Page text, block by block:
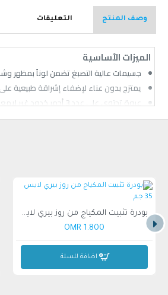
وصف المنتج التعليقات
الميزات الأساسية
جسيمات عالية التصبغ تضمن لوناً بمظهر
يمتزج بدون عناء لإضفاء إشراقة طبيعية
عبوة تحتوي على عدد 3 أحمر خدود غير لامع يدوم طويلاً وعدد 1 أحمر خدود لامع/ هايلايتر
يمكن مزج الألوان مع الهايلايتر
بودرة تثبيت المكياج من روز بيري لايس 35 جم
1.800 OMR
اضافة للسلة